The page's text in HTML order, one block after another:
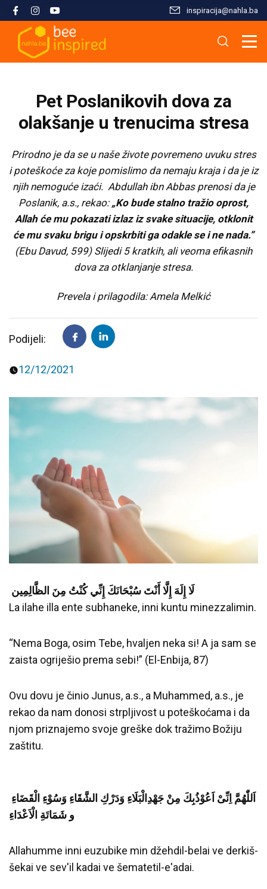
inspiracija@nahla.bа
Pet Poslanikovih dova za
olakšanje u trenucima stresa
Prirodno je da se u naše živote povremeno uvuku stres
i poteškoće za koje pomislimo da nemaju kraja i da je iz
njih nemoguće izaći. Abdullah ibn Abbas prenosi da je
Poslanik, a.s., rekao: „Ko bude stalno tražio oprost,
Allah će mu pokazati izlaz iz svake situacije, otklonit
će mu svaku brigu i opskrbiti ga odakle se i ne nada.”
(Ebu Davud, 599) Slijedi 5 kratkih, ali veoma efikasnih
dova za otklanjanje stresa.
Prevela i prilagodila: Amela Melkić
Podijeli:
12/12/2021
لَا إِلَهَ إِلَّا أَنْتَ سُبْحَانَكَ إِنِّي كُنْتُ مِنَ الظَّالِمِين
La ilahe illa ente subhaneke, inni kuntu minezzalimin.
“Nema Boga, osim Tebe, hvaljen neka si! A ja sam se
zaista ogriješio prema sebi!” (El-Enbija, 87)
Ovu dovu je činio Junus, a.s., a Muhammed, a.s., je
rekao da nam donosi strpljivost u poteškoćama i da
njom priznajemo svoje greške dok tražimo Božiju
zaštitu.
اَللّٰهُمَّ اِنِّىْ اَعُوْذُبِكَ مِنْ جَهْدِالْبَلَاءِ وَدَرْكِ الشَّقَاءِ وَسُوْءِ الْقَضَاءِ
و شَمَاتَةِ الْاَعْدَاءِ
Allahumme inni euzubike min džehdil-belai ve derkiš-
šekai ve sev'il kadai ve šematetil-e'adai.
Misija i filozofija
Konsultanti/ice
Kontaktirajte nas
Škola islama
Hifz Kur'ana
Arapski jezik kroz Kur'an
Tematski moduli
Seminari i radionice
Kursevi
Predavanja i tribine
Osnove islama
Stopama Poslanika
Žena i islam
Islam i savremeni izazovi
Porodični život u islamu
Islamska kultura i civilizacija
Inspirativne priče i intervjui
Nahla kao inspiracija
Sloboda vjere
Analize i studije
Radni materijali
Multimedija